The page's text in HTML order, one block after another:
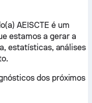
AEISCTE é um
estamos a gerar a
estatísticas, análises
dos próximos